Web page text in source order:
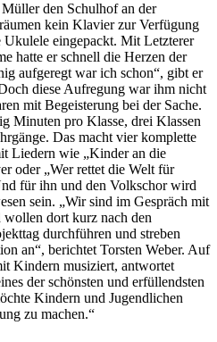
den Schulhof an der
kein Klavier zur Verfügung
Ukulele eingepackt. Mit Letzterer
hatte er schnell die Herzen der
aufgeregt war ich schon“, gibt er
diese Aufregung war ihm nicht
mit Begeisterung bei der Sache.
Minuten pro Klasse, drei Klassen
Das macht vier komplette
Liedern wie „Kinder an die
oder „Wer rettet die Welt für
für ihn und den Volkschor wird
sein. „Wir sind im Gespräch mit
wollen dort kurz nach den
durchführen und streben
an“, berichtet Torsten Weber. Auf
Kindern musiziert, antwortet
der schönsten und erfüllendsten
Kindern und Jugendlichen
zu machen.“